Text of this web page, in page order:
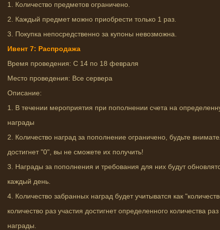
1. Количество предметов ограничено.
2. Каждый предмет можно приобрести только 1 раз.
3. Покупка непосредственно за купоны невозможна.
Ивент 7: Распродажа
Время проведения: С 14 по 18 февраля
Место проведения: Все сервера
Описание:
1. В течении мероприятия при пополнении счета на
награды
2. Количество наград за пополнение ограничено, будьте
достигнет "0", вы не сможете их получить!
3. Награды за пополнения и требования для них будут
каждый день.
4. Количество забранных наград будет учитыватся как
количество раз участия достигнет определенного количества
награды.